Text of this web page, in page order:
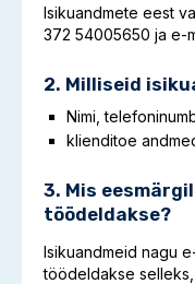
Isikuandmete eest
372 54005650 ja e-
2. Milliseid
Nimi,
klienditoe
3. Mis
töödeldakse?
Isikuandmeid nagu
töödeldakse